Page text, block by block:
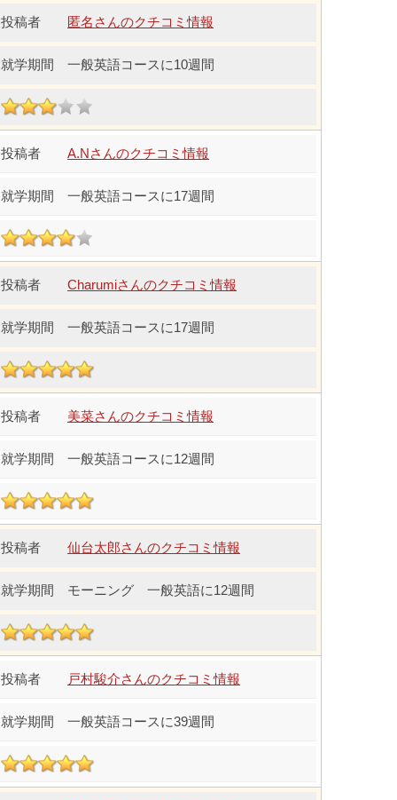
匿名さんのクチコミ情報
一般英語コースに10週間
A.Nさんのクチコミ情報
一般英語コースに17週間
Charumiさんのクチコミ情報
一般英語コースに17週間
美菜さんのクチコミ情報
一般英語コースに12週間
仙台太郎さんのクチコミ情報
モーニング 一般英語に12週間
戸村駿介さんのクチコミ情報
一般英語コースに39週間